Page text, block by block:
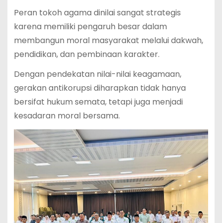
Peran tokoh agama dinilai sangat strategis
karena memiliki pengaruh besar dalam
membangun moral masyarakat melalui dakwah,
pendidikan, dan pembinaan karakter.
Dengan pendekatan nilai-nilai keagamaan,
gerakan antikorupsi diharapkan tidak hanya
bersifat hukum semata, tetapi juga menjadi
kesadaran moral bersama.